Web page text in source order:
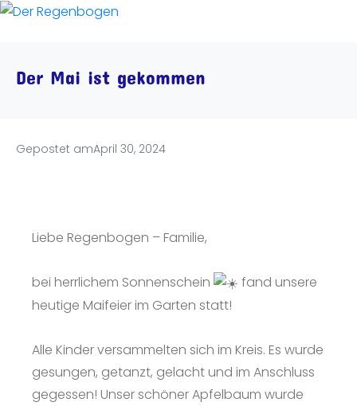
Der Mai ist gekommen
Gepostet amApril 30, 2024
Liebe Regenbogen – Familie,
bei herrlichem Sonnenschein
fand unsere
heutige Maifeier im Garten statt!
Alle Kinder versammelten sich im Kreis. Es wurde
gesungen, getanzt, gelacht und im Anschluss
gegessen! Unser schöner Apfelbaum wurde